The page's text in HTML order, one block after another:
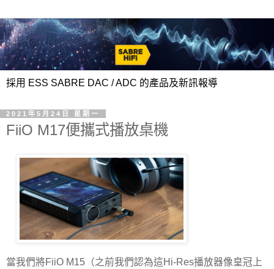
採用 ESS SABRE DAC / ADC 的產品及新訊報導
2021年5月24日 星期一
FiiO M17便攜式播放桌機
當我們將FiiO M15（之前我們認為這Hi-Res播放器像皇冠上